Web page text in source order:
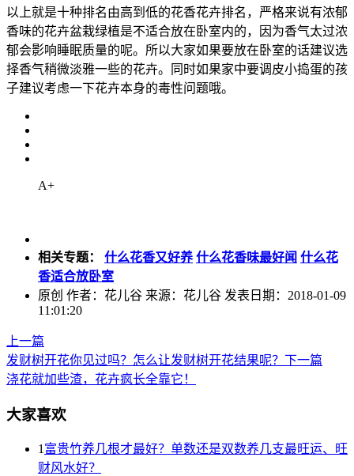
以上就是十种排名由高到低的花香花卉排名，严格来说有浓郁
香味的花卉盆栽绿植是不适合放在卧室内的，因为香气太过浓
郁会影响睡眠质量的呢。所以大家如果要放在卧室的话建议选
择香气稍微淡雅一些的花卉。同时如果家中要调皮小捣蛋的孩
子建议考虑一下花卉本身的毒性问题哦。
A+
相关专题： 什么花香又好养 什么花香味最好闻 什么花
香适合放卧室
原创 作者：花儿谷 来源：花儿谷 发表日期：2018-01-09
11:01:20
上一篇
发财树开花你见过吗？怎么让发财树开花结果呢？ 下一篇
浇花就加些渣，花卉疯长全靠它！
大家喜欢
1 富贵竹养几根才最好？单数还是双数养几支最旺运、旺
财风水好？